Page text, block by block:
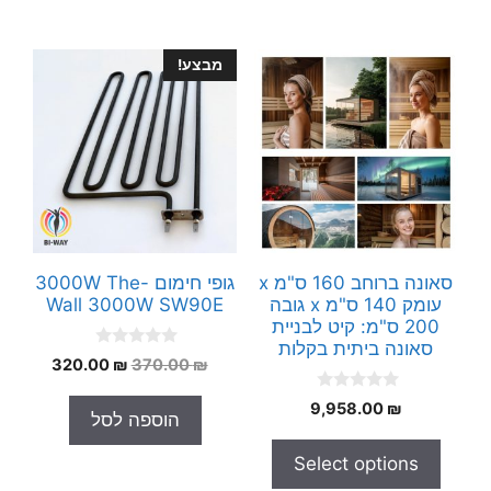
סאונה ברוחב 160 ס"מ x
עומק 140 ס"מ x גובה
200 ס"מ: קיט לבניית
סאונה ביתית בקלות
0
o
o
9,958.00 ₪
Select options
מבצע!
גופי חימום 3000W The-
Wall 3000W SW90E
0
o
o
5
370.00₪
המחיר
היה:
370.00 ₪.
320.00 ₪
המחיר
הוספה לסל